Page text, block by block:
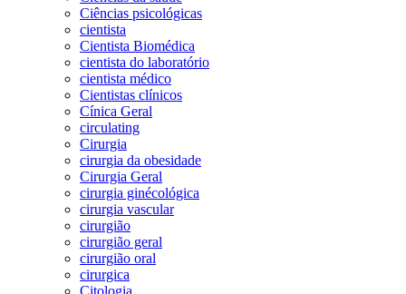
Ciências psicológicas
cientista
Cientista Biomédica
cientista do laboratório
cientista médico
Cientistas clínicos
Cínica Geral
circulating
Cirurgia
cirurgia da obesidade
Cirurgia Geral
cirurgia ginécológica
cirurgia vascular
cirurgião
cirurgião geral
cirurgião oral
cirurgica
Citologia